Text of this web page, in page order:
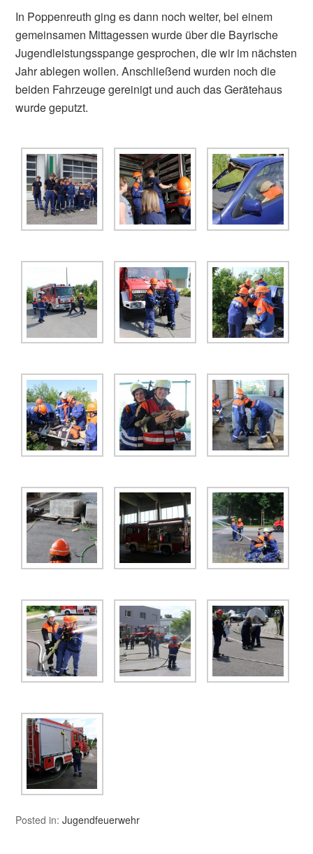
In Poppenreuth ging es dann noch weiter, bei einem
gemeinsamen Mittagessen wurde über die Bayrische
Jugendleistungsspange gesprochen, die wir im nächsten
Jahr ablegen wollen. Anschließend wurden noch die
beiden Fahrzeuge gereinigt und auch das Gerätehaus
wurde geputzt.
Posted in:Jugendfeuerwehr